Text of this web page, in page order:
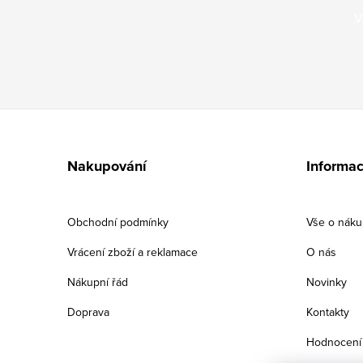
Nakupování
Obchodní podmínky
Vrácení zboží a reklamace
Nákupní řád
Doprava
Vše o
O nás
Novinky
Kontakty